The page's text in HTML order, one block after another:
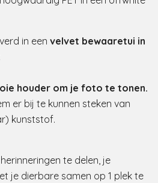
in een velvet bewaaretui in
houder om je foto te tonen.
er bij te kunnen steken van
kunststof.
te delen, je
je dierbare samen op 1 plek te